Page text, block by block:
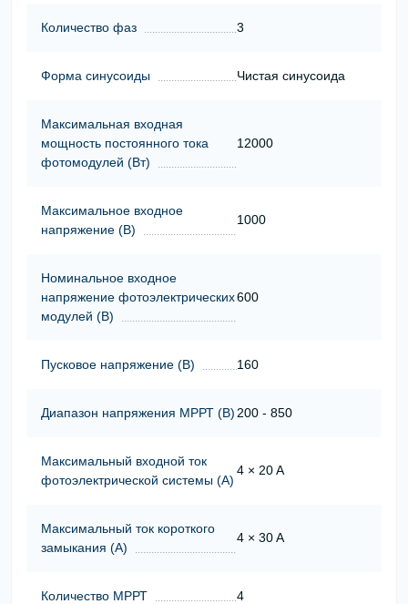
Количество фаз 3
Форма синусоиды Чистая синусоида
Максимальная входная
мощность постоянного тока
фотомодулей (Вт)
12000
Максимальное входное
напряжение (В)
1000
Номинальное входное
напряжение фотоэлектрических
модулей (В)
600
Пусковое напряжение (В) 160
Диапазон напряжения МРРТ (В) 200 - 850
Максимальный входной ток
фотоэлектрической системы (А)
4 × 20 A
Максимальный ток короткого
замыкания (А)
4 × 30 A
Количество МРРТ 4